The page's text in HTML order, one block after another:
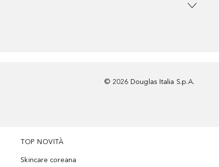
© 2026 Douglas Italia S.p.A.
TOP NOVITÀ
Skincare coreana